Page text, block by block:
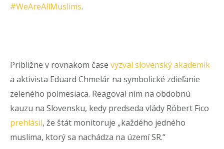
#WeAreAllMuslims.
Približne v rovnakom čase vyzval slovenský akademik
a aktivista Eduard Chmelár na symbolické zdieľanie
zeleného polmesiaca. Reagoval ním na obdobnú
kauzu na Slovensku, kedy predseda vlády Róbert Fico
prehlásil, že štát monitoruje „každého jedného
muslima, ktorý sa nachádza na území SR.“